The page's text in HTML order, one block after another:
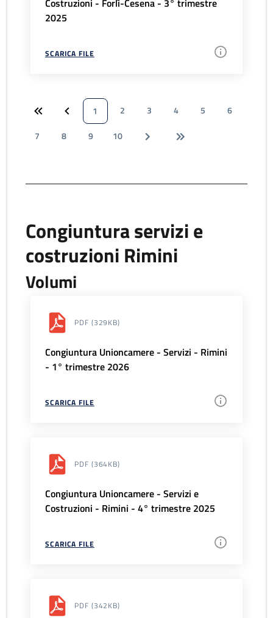
Costruzioni - Forlì-Cesena - 3° trimestre
2025
SCARICA FILE
1 2 3 4 5
6
7
8 9 10
Congiuntura servizi e
costruzioni Rimini
Volumi
PDF (329KB)
Congiuntura Unioncamere - Servizi - Rimini
- 1° trimestre 2026
SCARICA FILE
PDF (364KB)
Congiuntura Unioncamere - Servizi e
Costruzioni - Rimini - 4° trimestre 2025
SCARICA FILE
PDF (342KB)